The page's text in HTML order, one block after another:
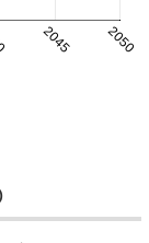
2045 2050